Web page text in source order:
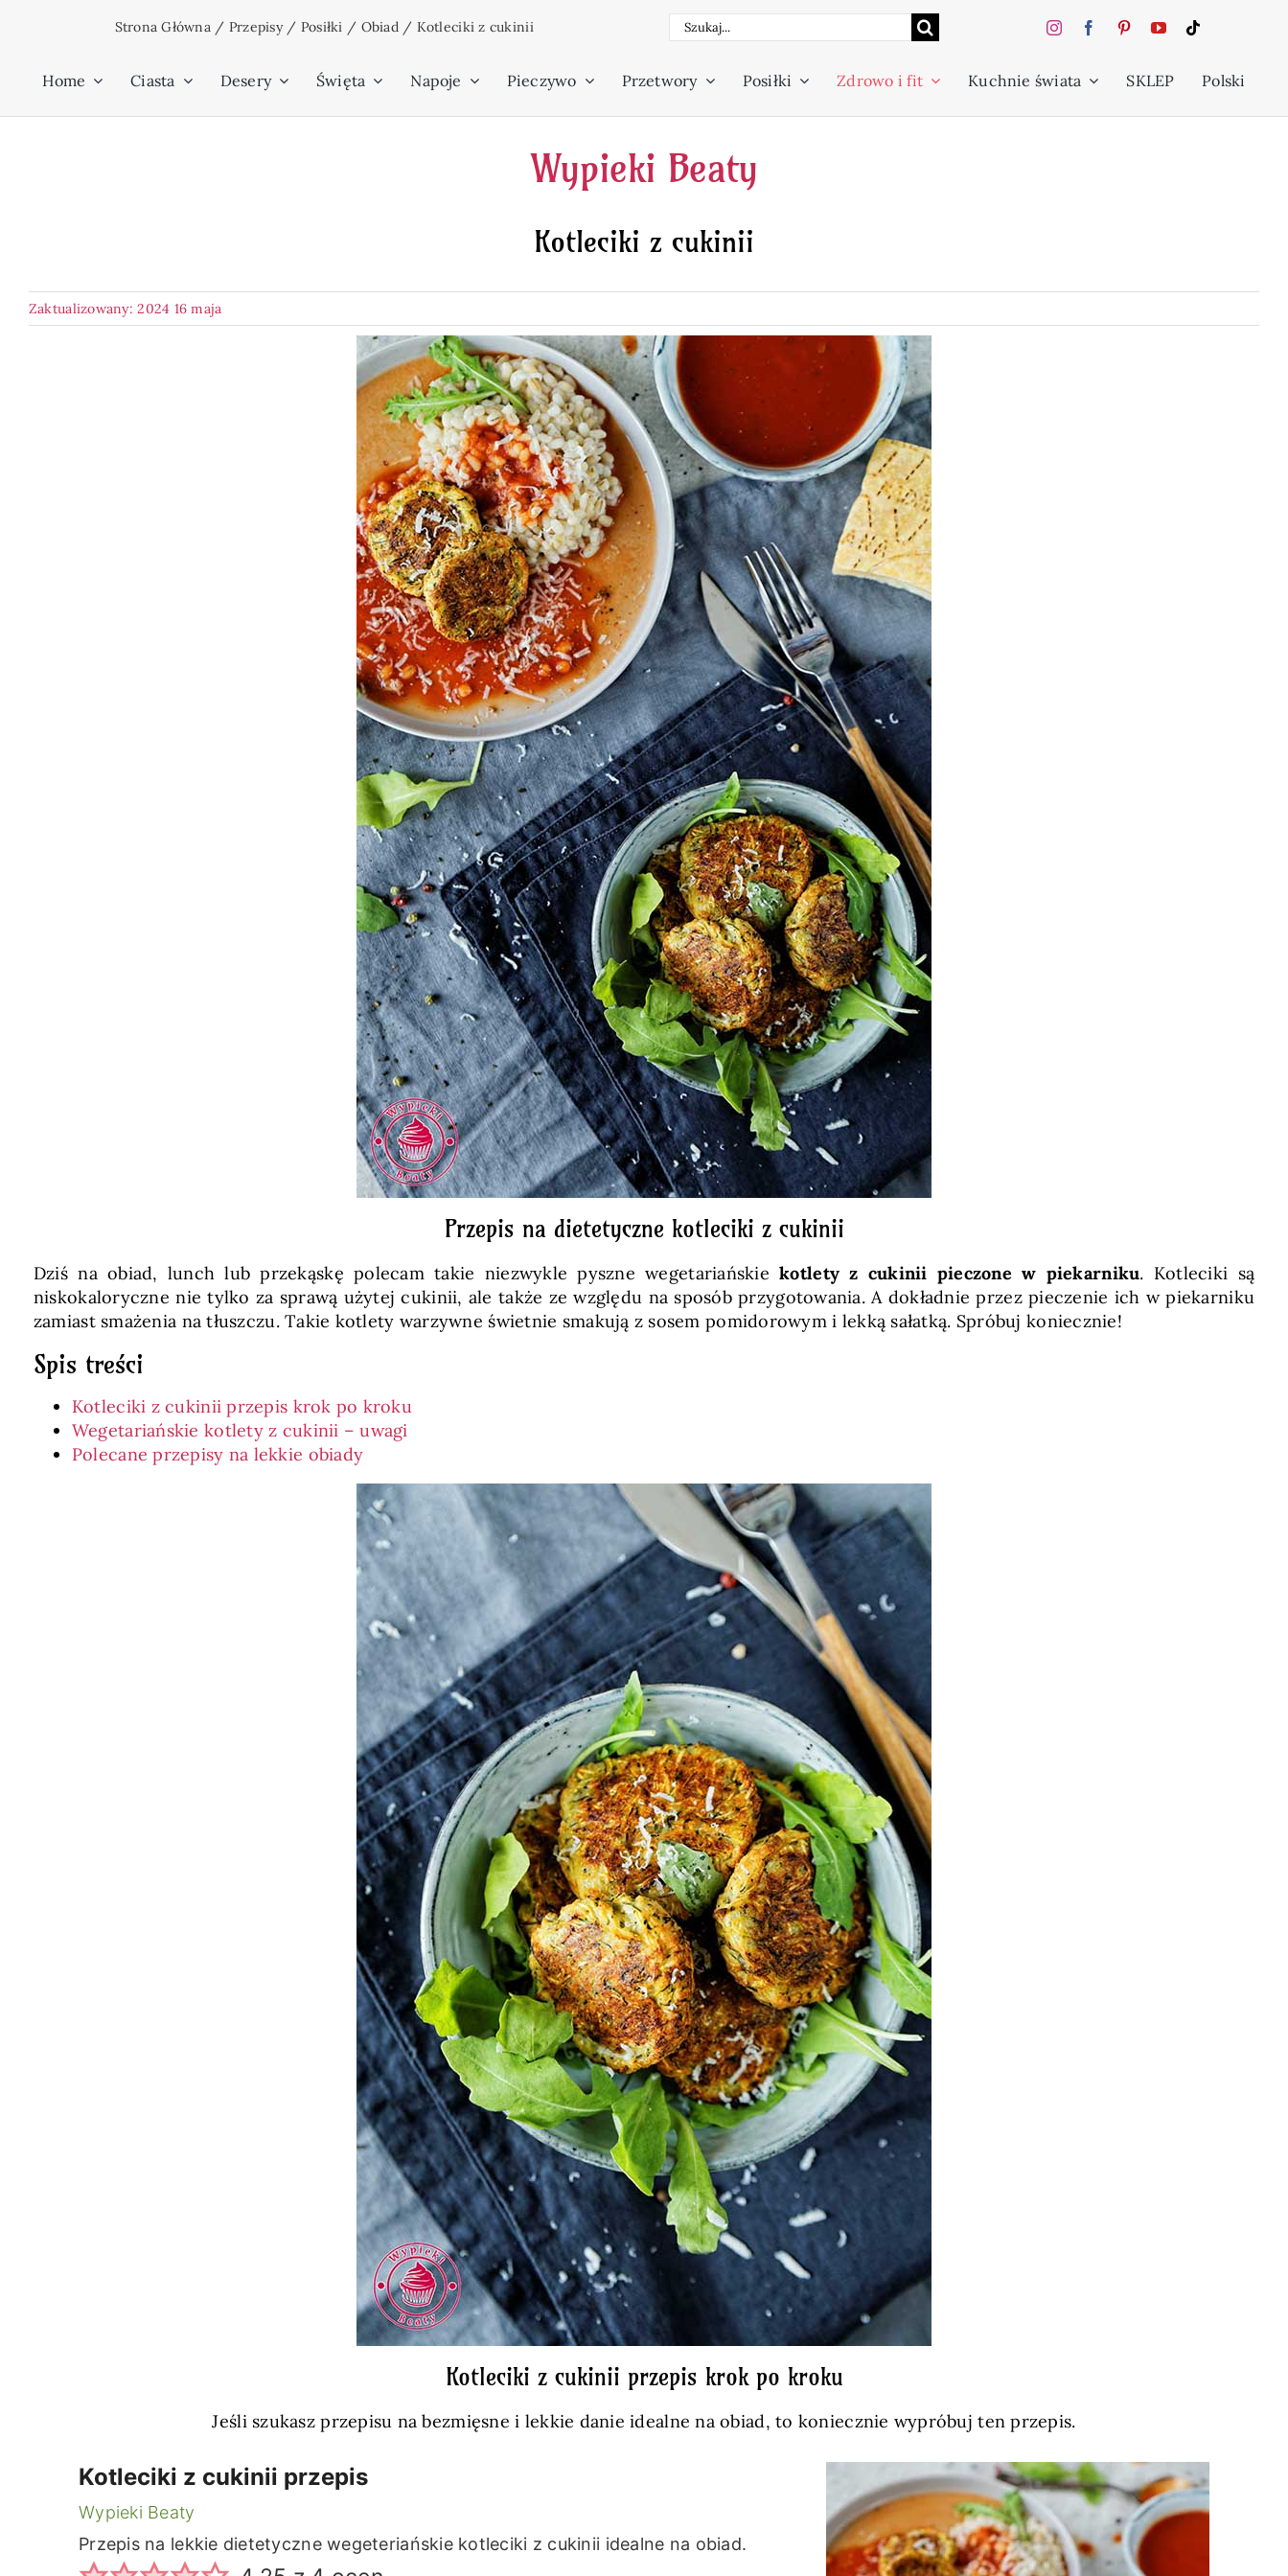
Strona Główna / Przepisy/ Posiłki / Obiad/ Kotleciki z cukinii Szukaj
Home Ciasta Desery Święta Napoje Pieczywo Przetwory Posiłki Zdrowo i fit Kuchnie świata SKLEP Polski
Wypieki Beaty
Kotleciki z cukinii
Zaktualizowany: 2024 16 maja
Przepis na dietetyczne kotleciki z cukinii
Dziś na obiad, lunch lub przekąskę polecam takie niezwykle pyszne wegetariańskiekotlety z cukinii pieczone w piekarniku. Kotleciki są
niskokaloryczne nie tylko za sprawą użytej cukinii, ale także ze względu na sposób przygotowania. A dokładnie przez pieczenie ich w piekarniku
zamiast smażenia na tłuszczu. Takie kotlety warzywne świetnie smakują z sosem pomidorowym i lekką sałatką. Spróbuj koniecznie!
Spis treści
Kotleciki z cukinii przepis krok po kroku
Wegetariańskie kotlety z cukinii – uwagi
Polecane przepisy na lekkie obiady
Kotleciki z cukinii przepis krok po kroku
Jeśli szukasz przepisu na bezmięsne i lekkie danie idealne na obiad, to koniecznie wypróbuj ten przepis.
Kotleciki z cukinii przepis
Wypieki Beaty
Przepis na lekkie dietetyczne wegeteriańskie kotleciki z cukinii idealne na obiad.